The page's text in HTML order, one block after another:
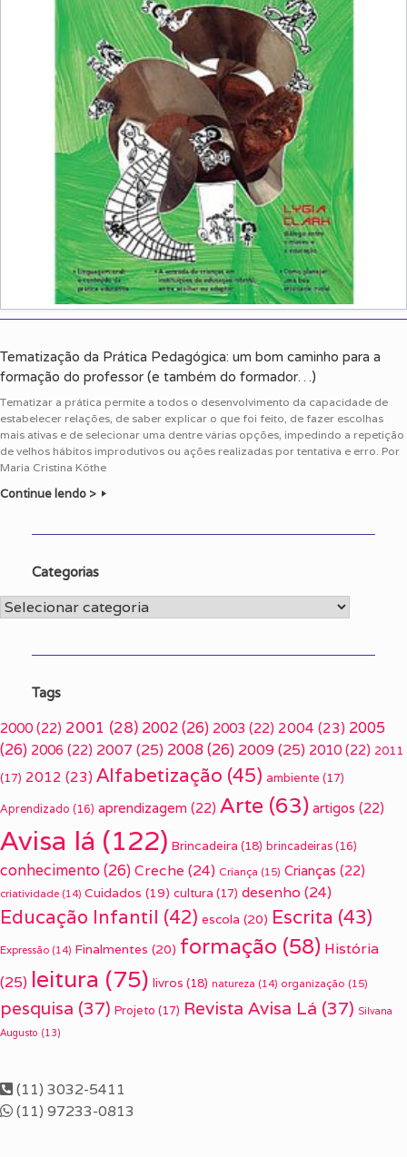
Tematização da Prática Pedagógica: um bom caminho para a
formação do professor (e também do formador…)
Tematizar a prática permite a todos o desenvolvimento da capacidade de
estabelecer relações, de saber explicar o que foi feito, de fazer escolhas
mais ativas e de selecionar uma dentre várias opções, impedindo a repetição
de velhos hábitos improdutivos ou ações realizadas por tentativa e erro. Por
Maria Cristina Köthe
Continue lendo >
Categorias
Categorias
Tags
2000 (22) 2001 (28) 2002(26) 2003 (22) 2004 (23) 2005
(26) 2006 (22) 2007 (25) 2008(26) 2009(25) 2010 (22) 2011
(17) 2012 (23) Alfabetização (45) ambiente (17)
Aprendizado (16) aprendizagem (22) Arte (63) artigos (22)
Avisa lá (122) Brincadeira (18) brincadeiras (16)
conhecimento(26) Creche (24) Criança (15) Crianças (22)
criatividade (14) Cuidados (19) cultura (17) desenho (24)
Educação Infantil (42) escola (20) Escrita (43)
Expressão (14) Finalmentes (20) formação (58) História
(25) leitura (75) livros (18) natureza (14) organização (15)
pesquisa (37) Projeto (17) Revista Avisa Lá (37) Silvana
Augusto (13)
(11) 3032-5411
(11) 97233-0813